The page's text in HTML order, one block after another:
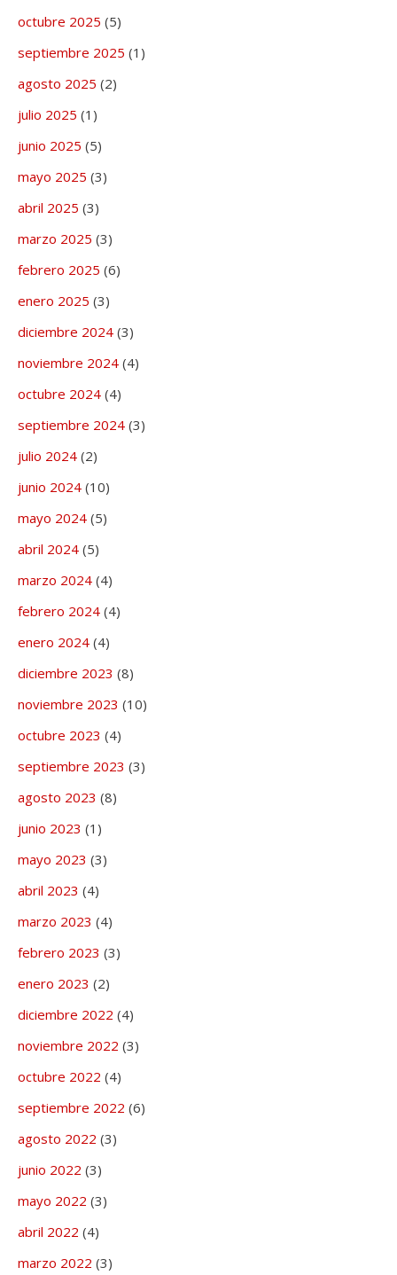
octubre 2025 (5)
septiembre 2025 (1)
agosto 2025 (2)
julio 2025 (1)
junio 2025 (5)
mayo 2025 (3)
abril 2025 (3)
marzo 2025 (3)
febrero 2025 (6)
enero 2025 (3)
diciembre 2024 (3)
noviembre 2024 (4)
octubre 2024 (4)
septiembre 2024 (3)
julio 2024 (2)
junio 2024 (10)
mayo 2024 (5)
abril 2024 (5)
marzo 2024 (4)
febrero 2024 (4)
enero 2024 (4)
diciembre 2023 (8)
noviembre 2023 (10)
octubre 2023 (4)
septiembre 2023 (3)
agosto 2023 (8)
junio 2023 (1)
mayo 2023 (3)
abril 2023 (4)
marzo 2023 (4)
febrero 2023 (3)
enero 2023 (2)
diciembre 2022 (4)
noviembre 2022 (3)
octubre 2022 (4)
septiembre 2022 (6)
agosto 2022 (3)
junio 2022 (3)
mayo 2022 (3)
abril 2022 (4)
marzo 2022 (3)